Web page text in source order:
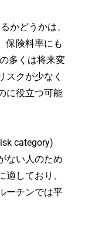
かどうかは、
保険料率にも
多くは将来変
スクが少なく
に役立つ可能
category)
ない人のため
しており、
ーチンでは平